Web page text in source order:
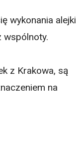
wykonania alejki
wspólnoty.
z Krakowa, są
na